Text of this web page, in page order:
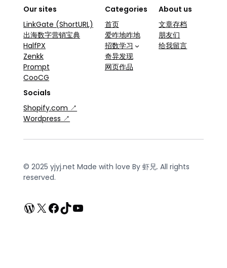
Our sites
LinkGate (ShortURL)
出海数字营销宝典
HalfPX
Zenkk
Prompt
CooCG
Categories
首页
爱咋地咋地
招数学习
奇异发现
网页作品
About us
文章存档
朋友们
给我留言
Socials
Shopify.com ↗
Wordpress ↗
© 2025 yjyj.net Made with love By 虾兄. All rights
reserved.
WordPress
X Facebook
TikTokYouTube